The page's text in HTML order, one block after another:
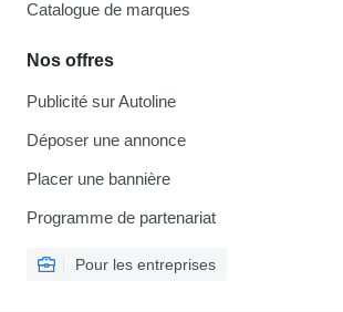
Catalogue de marques
Nos offres
Publicité sur Autoline
Déposer une annonce
Placer une bannière
Programme de partenariat
Pour les entreprises